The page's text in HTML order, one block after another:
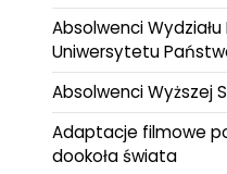
Absolwenci Wydziału
Uniwersytetu
Absolwenci Wyższej
Adaptacje filmowe
dookoła świata